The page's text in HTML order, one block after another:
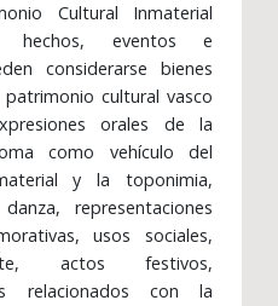
Cultural Inmaterial
hechos, eventos e
considerarse bienes
cultural vasco
orales de la
como vehículo del
y la toponimia,
representaciones
usos sociales,
actos festivos,
relacionados con la